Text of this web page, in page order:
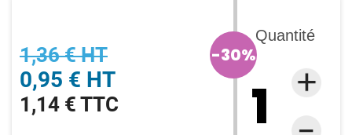
1,36 € HT
0,95 € HT
1,14 € TTC
-30%
Quantité